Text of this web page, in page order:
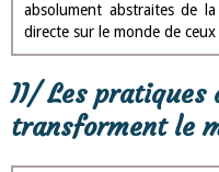
absolument abstraites de
directe sur le monde de
II/ Les pratiques
transforment le